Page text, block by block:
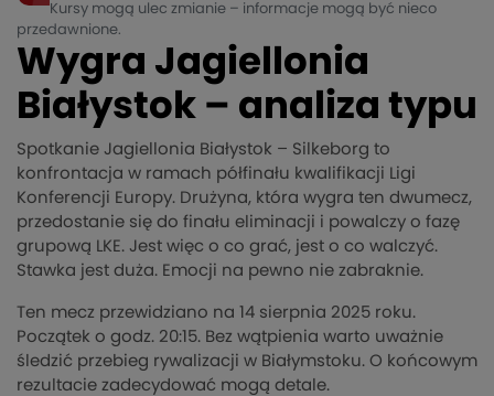
Kursy mogą ulec zmianie – informacje mogą być nieco
przedawnione.
Wygra Jagiellonia
Białystok – analiza typu
Spotkanie Jagiellonia Białystok – Silkeborg to
konfrontacja w ramach półfinału kwalifikacji Ligi
Konferencji Europy. Drużyna, która wygra ten dwumecz,
przedostanie się do finału eliminacji i powalczy o fazę
grupową LKE. Jest więc o co grać, jest o co walczyć.
Stawka jest duża. Emocji na pewno nie zabraknie.
Ten mecz przewidziano na 14 sierpnia 2025 roku.
Początek o godz. 20:15. Bez wątpienia warto uważnie
śledzić przebieg rywalizacji w Białymstoku. O końcowym
rezultacie zadecydować mogą detale.